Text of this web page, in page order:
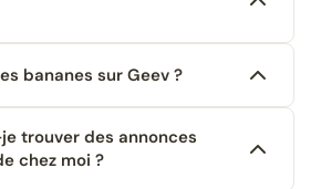
bananes sur Geev ?
trouver des annonces
chez moi ?